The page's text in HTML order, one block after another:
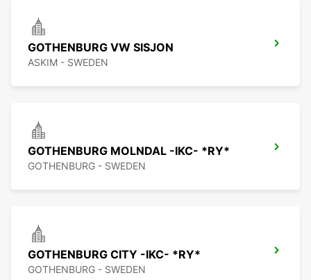
GOTHENBURG VW SISJON
ASKIM - SWEDEN
GOTHENBURG MOLNDAL -IKC- *RY*
GOTHENBURG - SWEDEN
GOTHENBURG CITY -IKC- *RY*
GOTHENBURG - SWEDEN